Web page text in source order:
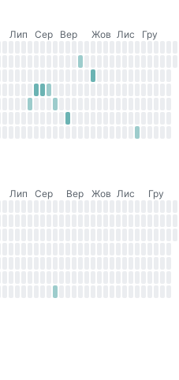
Лип Сер Вер Жов Лис
Гру
Лип Сер Вер Жов Лис
Гру